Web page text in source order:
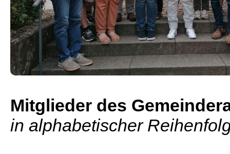
Mitglieder des
in alphabetischer